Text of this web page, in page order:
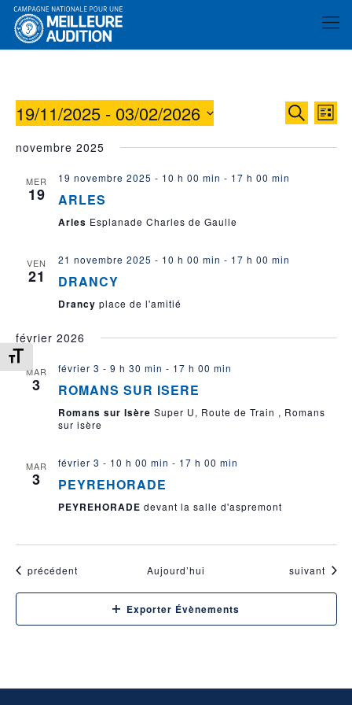
Changer la taille de la police
de
Recherche
de
Liste
19/11/2025 - 03/02/2026
une
novembre 2025
MER
19
19 novembre 2025 - 10 h 00 min - 17 h 00 min
ARLES
Arles Esplanade Charles de Gaulle
VEN
21
21 novembre 2025 - 10 h 00 min - 17 h 00 min
DRANCY
Drancy place de l'amitié
février 2026
MAR
3
février 3 - 9 h 30 min - 17 h 00 min
ROMANS SUR ISERE
Romans sur Isère Super U, Route de Train , Romans
sur isère
MAR
3
février 3 - 10 h 00 min - 17 h 00 min
PEYREHORADE
PEYREHORADE devant la salle d'aspremont
Évènements
précédent Aujourd’hui Évènements
suivant
Exporter Évènements